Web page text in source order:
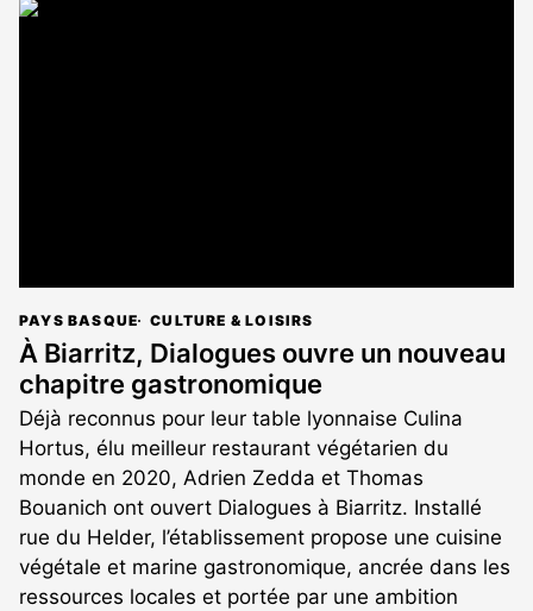
PAYS BASQUE CULTURE & LOISIRS
À Biarritz, Dialogues ouvre un nouveau
chapitre gastronomique
Déjà reconnus pour leur table lyonnaise Culina
Hortus, élu meilleur restaurant végétarien du
monde en 2020, Adrien Zedda et Thomas
Bouanich ont ouvert Dialogues à Biarritz. Installé
rue du Helder, l’établissement propose une cuisine
végétale et marine gastronomique, ancrée dans les
ressources locales et portée par une ambition